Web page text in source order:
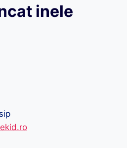
inele